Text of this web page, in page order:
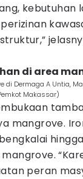
kebutuhan
di area
di Dermaga A Untia,
Makassar)
mangrove.
peran